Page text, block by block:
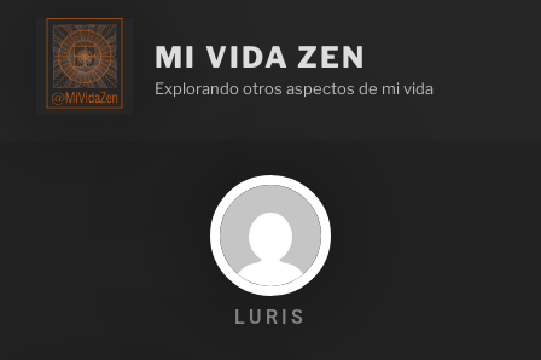
MI VIDA ZEN
Explorando otros aspectos de mi vida
LURIS